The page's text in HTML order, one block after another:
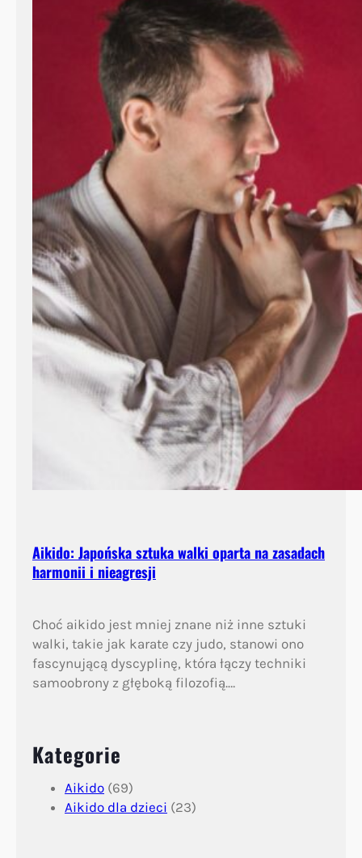
Aikido: Japońska sztuka walki oparta na zasadach
harmonii i nieagresji
Choć aikido jest mniej znane niż inne sztuki
walki, takie jak karate czy judo, stanowi ono
fascynującą dyscyplinę, która łączy techniki
samoobrony z głęboką filozofią.…
Kategorie
Aikido (69)
Aikido dla dzieci (23)